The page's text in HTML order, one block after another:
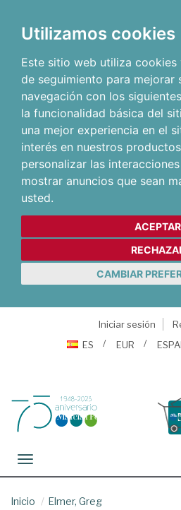
Utilizamos cookies
Este sitio web utiliza
de seguimiento para mejorar
navegación con los
la funcionalidad básica del
una mejor experiencia en el
interés en nuestros
personalizar las
mostrar anuncios que sean
usted.
ACEPTAR
CAMBIAR
Iniciar sesión
ES
EUR
Toggle navigation
Inicio Elmer, Greg